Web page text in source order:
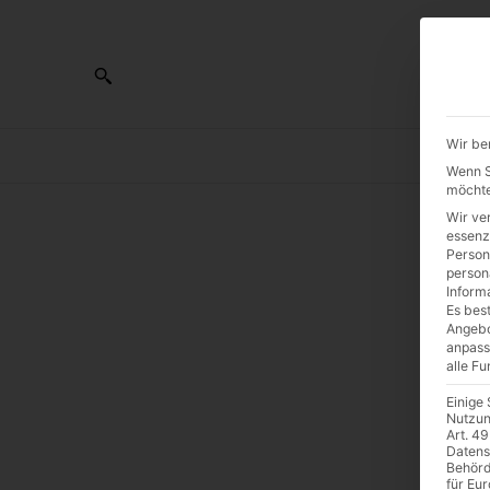
Wir
Wenn
Wir
Es
alle
Einige
Art. 49
für